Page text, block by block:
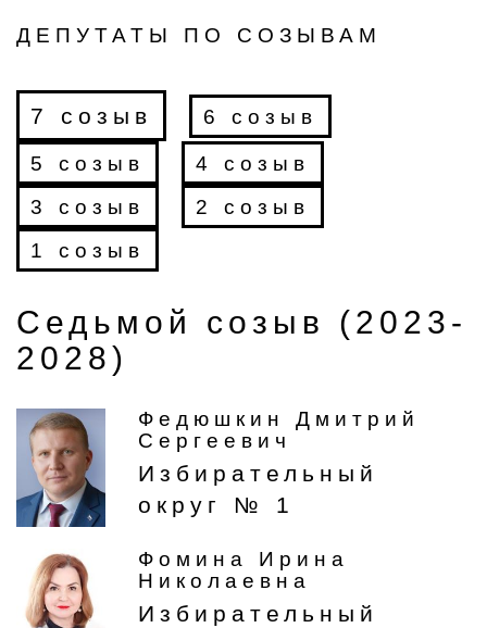
ДЕПУТАТЫ ПО СОЗЫВАМ
7 созыв 6 созыв
5 созыв
4 созыв
3 созыв
2 созыв
1 созыв
Седьмой созыв (2023-
2028)
Федюшкин Дмитрий
Сергеевич
Избирательный
округ № 1
Фомина Ирина
Николаевна
Избирательный